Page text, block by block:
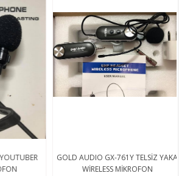
GOLD AUDIO GX-761Y TELSİZ YAKA
WİRELESS MİKROFON